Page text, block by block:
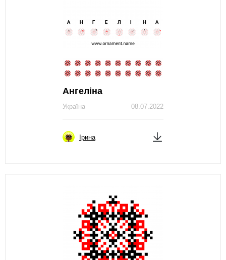
Ангеліна
08.07.2022
Україна
Ірина